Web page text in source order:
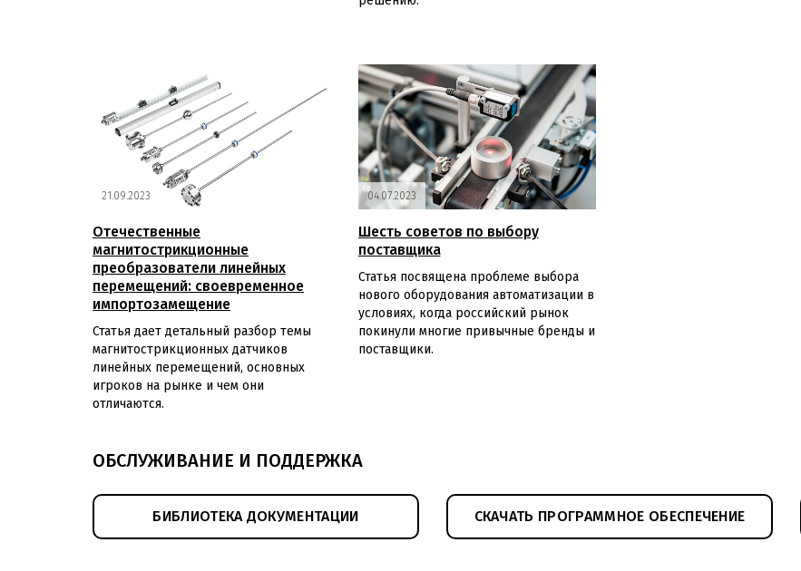
21.09.2023
Отечественные
магнитострикционные
преобразователи линейных
перемещений: своевременное
импортозамещение
Статья дает детальный разбор темы
магнитострикционных датчиков
линейных перемещений, основных
игроков на рынке и чем они
отличаются.
04.07.2023
Шесть советов по выбору
поставщика
Статья посвящена проблеме выбора
нового оборудования автоматизации в
условиях, когда российский рынок
покинули многие привычные бренды и
поставщики.
ОБСЛУЖИВАНИЕ И ПОДДЕРЖКА
БИБЛИОТЕКА ДОКУМЕНТАЦИИ СКАЧАТЬ ПРОГРАММНОЕ ОБЕСПЕЧЕНИЕ